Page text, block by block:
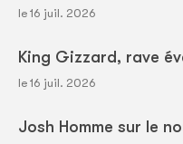
le 16 juil. 2026
King Gizzard, rave
le 16 juil. 2026
Josh Homme sur le